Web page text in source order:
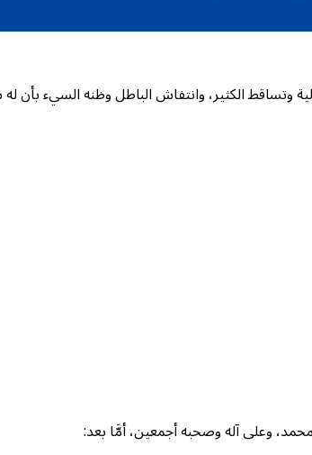
وتساقط الكثير، وانتفاش الباطل وظنه السيء بأن
وعلى آله وصحبه أجمعين، أمَّا بعد: